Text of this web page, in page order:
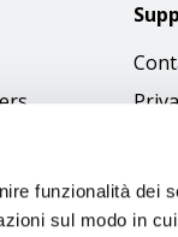
funzionalità dei
sul modo in